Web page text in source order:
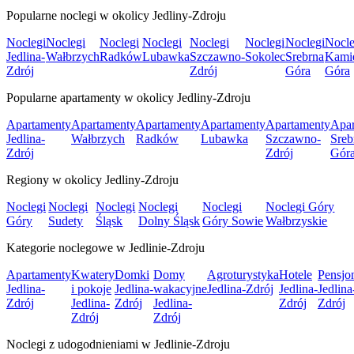
Popularne noclegi w okolicy Jedliny-Zdroju
Noclegi
Jedlina-
Zdrój
Noclegi
Wałbrzych
Noclegi
Radków
Noclegi
Lubawka
Noclegi
Szczawno-
Zdrój
Noclegi
Sokolec
Noclegi
Srebrna
Góra
Góra
Popularne apartamenty w okolicy Jedliny-Zdroju
Apartamenty
Jedlina-
Zdrój
Apartamenty
Wałbrzych
Apartamenty
Radków
Apartamenty
Lubawka
Apartamenty
Szczawno-
Zdrój
Regiony w okolicy Jedliny-Zdroju
Noclegi
Góry
Noclegi
Sudety
Noclegi
Śląsk
Noclegi
Dolny Śląsk
Noclegi
Góry Sowie
Noclegi Góry
Wałbrzyskie
Kategorie noclegowe w Jedlinie-Zdroju
Apartamenty
Jedlina-
Zdrój
Kwatery
i pokoje
Jedlina-
Zdrój
Domki
Jedlina-
Zdrój
Domy
wakacyjne
Jedlina-
Zdrój
Agroturystyka
Jedlina-Zdrój
Hotele
Jedlina-
Zdrój
Zdrój
Noclegi z udogodnieniami w Jedlinie-Zdroju